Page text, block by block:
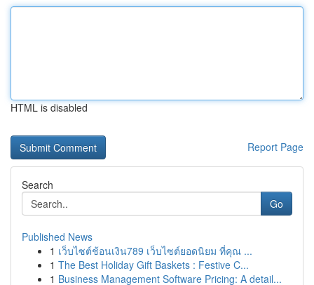
HTML is disabled
Report Page
Search
Go
Published News
1 เว็บไซต์ช้อนเงิน789 เว็บไซต์ยอดนิยม ที่คุณ ...
1 The Best Holiday Gift Baskets : Festive C...
1 Business Management Software Pricing: A detail...